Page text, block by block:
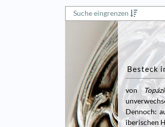
Suche eingrenzen
Besteck
von
Dennoch:
iberischen